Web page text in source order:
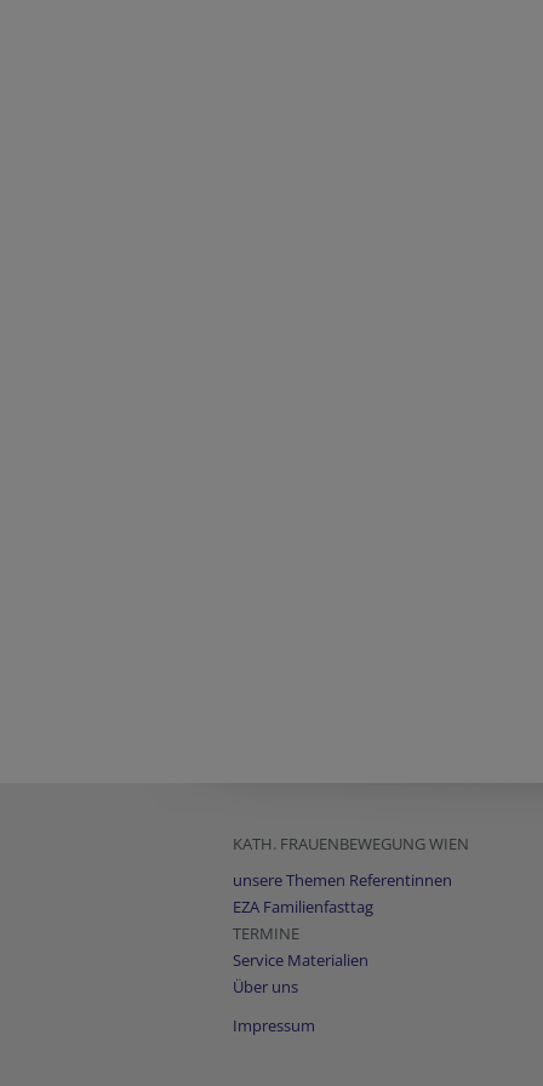
KATH. FRAUENBEWEGUNG WIEN
unsere Themen Referentinnen
EZA Familienfasttag
TERMINE
Service Materialien
Über uns
Impressum